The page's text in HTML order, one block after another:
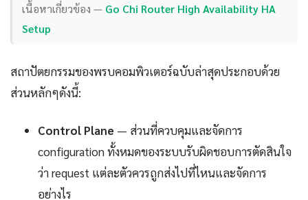
เนื้อหาเกี่ยวข้อง — Go Chi Router High Availability HA
Setup
สถาปัตยกรรมของพรบคอมพิวเตอร์ฉบับล่าสุดประกอบด้วย
ส่วนหลักๆดังนี้:
Control Plane — ส่วนที่ควบคุมและจัดการ
configuration ทั้งหมดของระบบรับผิดชอบการตัดสินใจ
ว่า request แต่ละตัวควรถูกส่งไปที่ไหนและจัดการ
อย่างไร